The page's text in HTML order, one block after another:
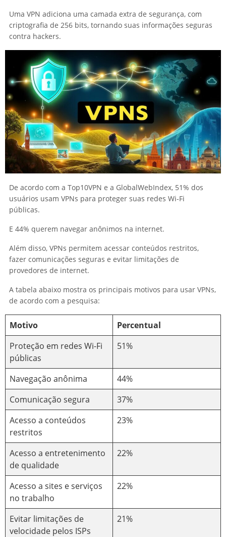
Uma VPN adiciona uma camada extra de segurança, com
criptografia de 256 bits, tornando suas informações seguras
contra hackers.
De acordo com a Top10VPN e a GlobalWebIndex, 51% dos
usuários usam VPNs para proteger suas redes Wi-Fi
públicas.
E 44% querem navegar anônimos na internet.
Além disso, VPNs permitem acessar conteúdos restritos,
fazer comunicações seguras e evitar limitações de
provedores de internet.
A tabela abaixo mostra os principais motivos para usar VPNs,
de acordo com a pesquisa:
Motivo
Percentual
Proteção em redes Wi-Fi
públicas
51%
Navegação anônima
44%
Comunicação segura
37%
Acesso a conteúdos
restritos
23%
Acesso a entretenimento
de qualidade
22%
Acesso a sites e serviços
no trabalho
22%
Evitar limitações de
velocidade pelos ISPs
21%